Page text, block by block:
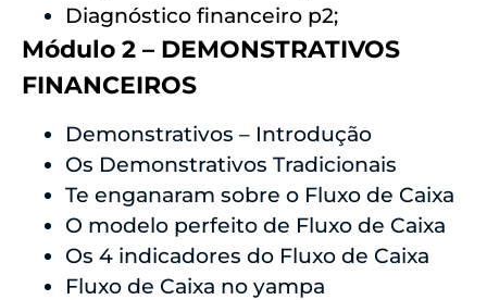
Diagnóstico financeiro p2;
Módulo 2 – DEMONSTRATIVOS
FINANCEIROS
Demonstrativos – Introdução
Os Demonstrativos Tradicionais
Te enganaram sobre o Fluxo de Caixa
​O modelo perfeito de Fluxo de Caixa
​Os 4 indicadores do Fluxo de Caixa
​Fluxo de Caixa no yampa